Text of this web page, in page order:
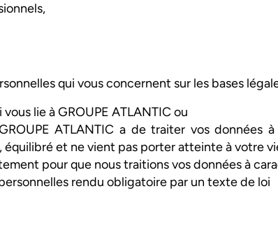
qui vous concernent sur les bases
lie à GROUPE ATLANTIC ou
ATLANTIC a de traiter vos données à
et ne vient pas porter atteinte à votre
pour que nous traitions vos données à
rendu obligatoire par un texte de loi